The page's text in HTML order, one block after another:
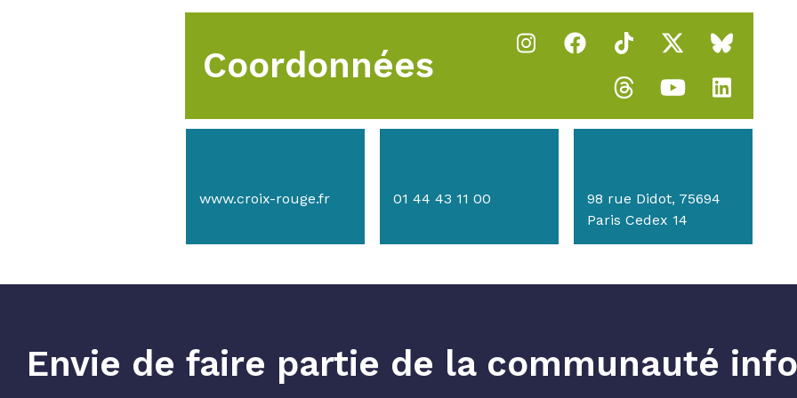
Coordonnées
www.croix-rouge.fr 01 44 43 11 00
98 rue Didot, 75694
Paris Cedex 14
Envie de faire partie de la communauté